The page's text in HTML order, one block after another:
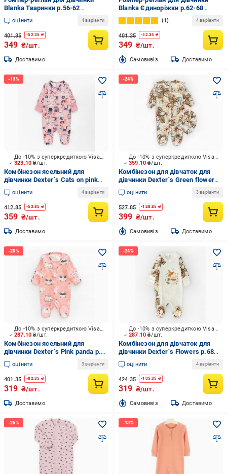
Blanka Тваринки р.56-62
рожевий 110836
оцінити 4 варіанти
401.35 -52.35 ₴
349 ₴/шт.
Доставимо
Blanka Єдиноріжки р.62-68
бежевий 110837
1 4 варіанти
401.35 -52.35 ₴
349 ₴/шт.
Cамовивіз Доставимо
323.10₴/шт.
До -10% з суперкредиткою Visa Вигода
Комбінезон ясельний для
дівчинки Dexter`s Cats on pink
р.56 рожево-біло-блакитний
300273
оцінити 4 варіанти
412.85 -53.85 ₴
359 ₴/шт.
Доставимо
359.10₴/шт.
До -10% з суперкредиткою Visa Вигода
Комбінезон для дівчаток для
дівчинки Dexter`s Green flower
р.62 900591
оцінити 3 варіанти
527.85 -128.85 ₴
399 ₴/шт.
Cамовивіз Доставимо
287.10₴/шт.
До -10% з суперкредиткою Visa Вигода
Комбінезон ясельний для
дівчинки Dexter`s Pink panda р.50
900171
оцінити 3 варіанти
401.35 -82.35 ₴
319 ₴/шт.
Доставимо
287.10₴/шт.
До -10% з суперкредиткою Visa Вигода
Комбінезон для дівчаток для
дівчинки Dexter`s Flowers р.68
молочний 900221
оцінити 4 варіанти
424.35 -105.35 ₴
319 ₴/шт.
Cамовивіз Доставимо